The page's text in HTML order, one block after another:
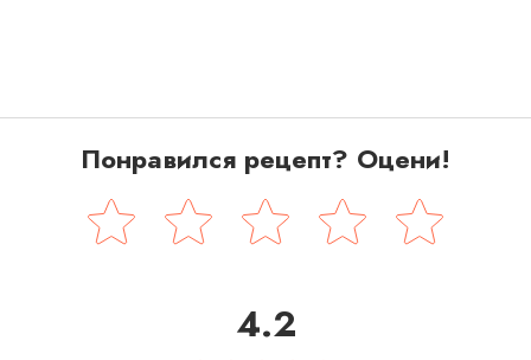
Понравился рецепт? Оцени!
4.2